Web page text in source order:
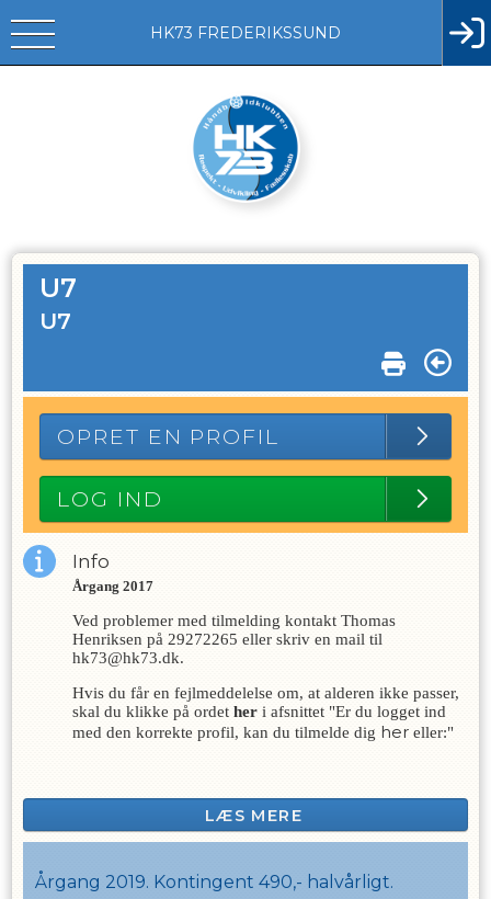
HK73 FREDERIKSSUND
U7
U7
OPRET EN PROFIL
LOG IND
Info
Årgang 2017
Ved problemer med tilmelding kontakt Thomas
Henriksen på 29272265 eller skriv en mail til
hk73@hk73.dk.
Hvis du får en fejlmeddelelse om, at alderen ikke passer,
skal du klikke på ordet her i afsnittet "Er du logget ind
med den korrekte profil, kan du tilmelde dig her eller:"
LÆS MERE
Årgang 2019. Kontingent 490,- halvårligt.